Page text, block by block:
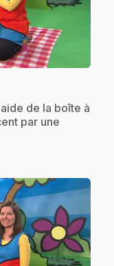
de la boîte à
par une